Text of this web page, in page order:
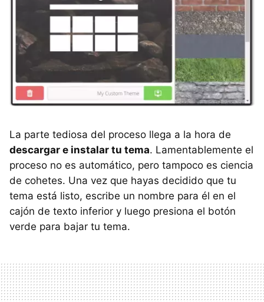
La parte tediosa del proceso llega a la hora de
descargar e instalar tu tema. Lamentablemente el
proceso no es automático, pero tampoco es ciencia
de cohetes. Una vez que hayas decidido que tu
tema está listo, escribe un nombre para él en el
cajón de texto inferior y luego presiona el botón
verde para bajar tu tema.